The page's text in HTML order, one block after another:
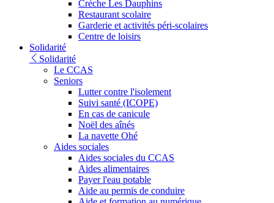
Crèche Les Dauphins
Restaurant scolaire
Garderie et activités péri-scolaires
Centre de loisirs
Solidarité
Solidarité
Le CCAS
Seniors
Lutter contre l'isolement
Suivi santé (ICOPE)
En cas de canicule
Noël des aînés
La navette Ohé
Aides sociales
Aides sociales du CCAS
Aides alimentaires
Payer l'eau potable
Aide au permis de conduire